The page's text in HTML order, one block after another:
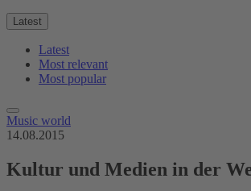
Latest
Latest
Most relevant
Most popular
Music world
14.08.2015
Kultur und Medien in der